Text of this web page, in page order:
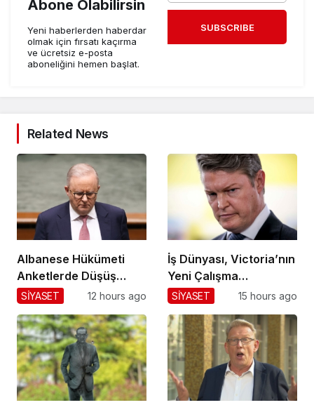
Abone Olabilirsin
Yeni haberlerden haberdar
olmak için fırsatı kaçırma
ve ücretsiz e-posta
aboneliğini hemen başlat.
SUBSCRIBE
Related News
Albanese Hükümeti
Anketlerde Düşüş
Yaşıyor!
SİYASET 12 hours ago
İş Dünyası, Victoria’nın
Yeni Çalışma
Yasalarına Karşı
SİYASET 15 hours ago